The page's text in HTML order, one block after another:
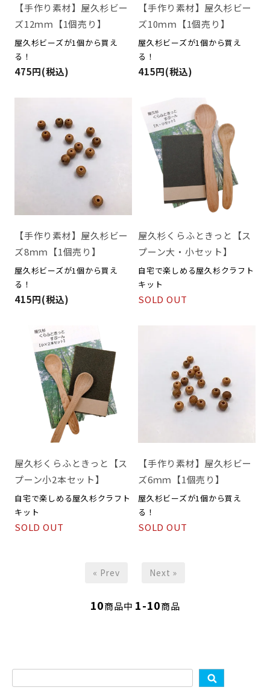
【手作り素材】屋久杉ビー
ズ12ｍｍ【1個売り】
屋久杉ビーズが1個から買え
る！
475円(税込)
【手作り素材】屋久杉ビー
ズ10ｍｍ【1個売り】
屋久杉ビーズが1個から買え
る！
415円(税込)
【手作り素材】屋久杉ビー
ズ8ｍｍ【1個売り】
屋久杉ビーズが1個から買え
る！
415円(税込)
屋久杉くらふときっと【ス
プーン大・小セット】
自宅で楽しめる屋久杉クラフト
キット
SOLD OUT
屋久杉くらふときっと【ス
プーン小2本セット】
自宅で楽しめる屋久杉クラフト
キット
SOLD OUT
【手作り素材】屋久杉ビー
ズ6ｍｍ【1個売り】
屋久杉ビーズが1個から買え
る！
SOLD OUT
« Prev Next »
10商品中 1-10商品